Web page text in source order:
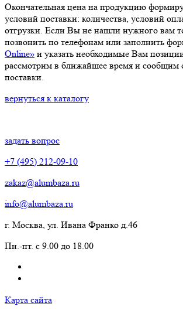
Окончательная цена на продукцию
условий поставки: количества, условий
отгрузки. Если Вы не нашли нужного вам
позвонить по телефонам или заполнить
Online» и указать необходимые Вам
рассмотрим в ближайшее время и сообщим
поставки.
вернуться к каталогу
задать вопрос
+7 (495) 212-09-10
zakaz@alumbaza.ru
info@alumbaza.ru
г. Москва, ул. Ивана Франко д.46
Пн.-пт. с 9.00 до 18.00
Карта сайта